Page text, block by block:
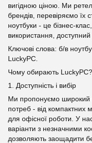
вигідною ціною. Ми
брендів, перевіряємо їх
ноутбуки - це бізнес-
використання, доступний
Ключові слова: б/в
LuckyPC.
Чому обирають LuckyPC?
1. Доступність і вибір
Ми пропонуємо широкий
потреб - від компактних
для офісної роботи. У нас
варіанти з незначними
дозволяють заощадити